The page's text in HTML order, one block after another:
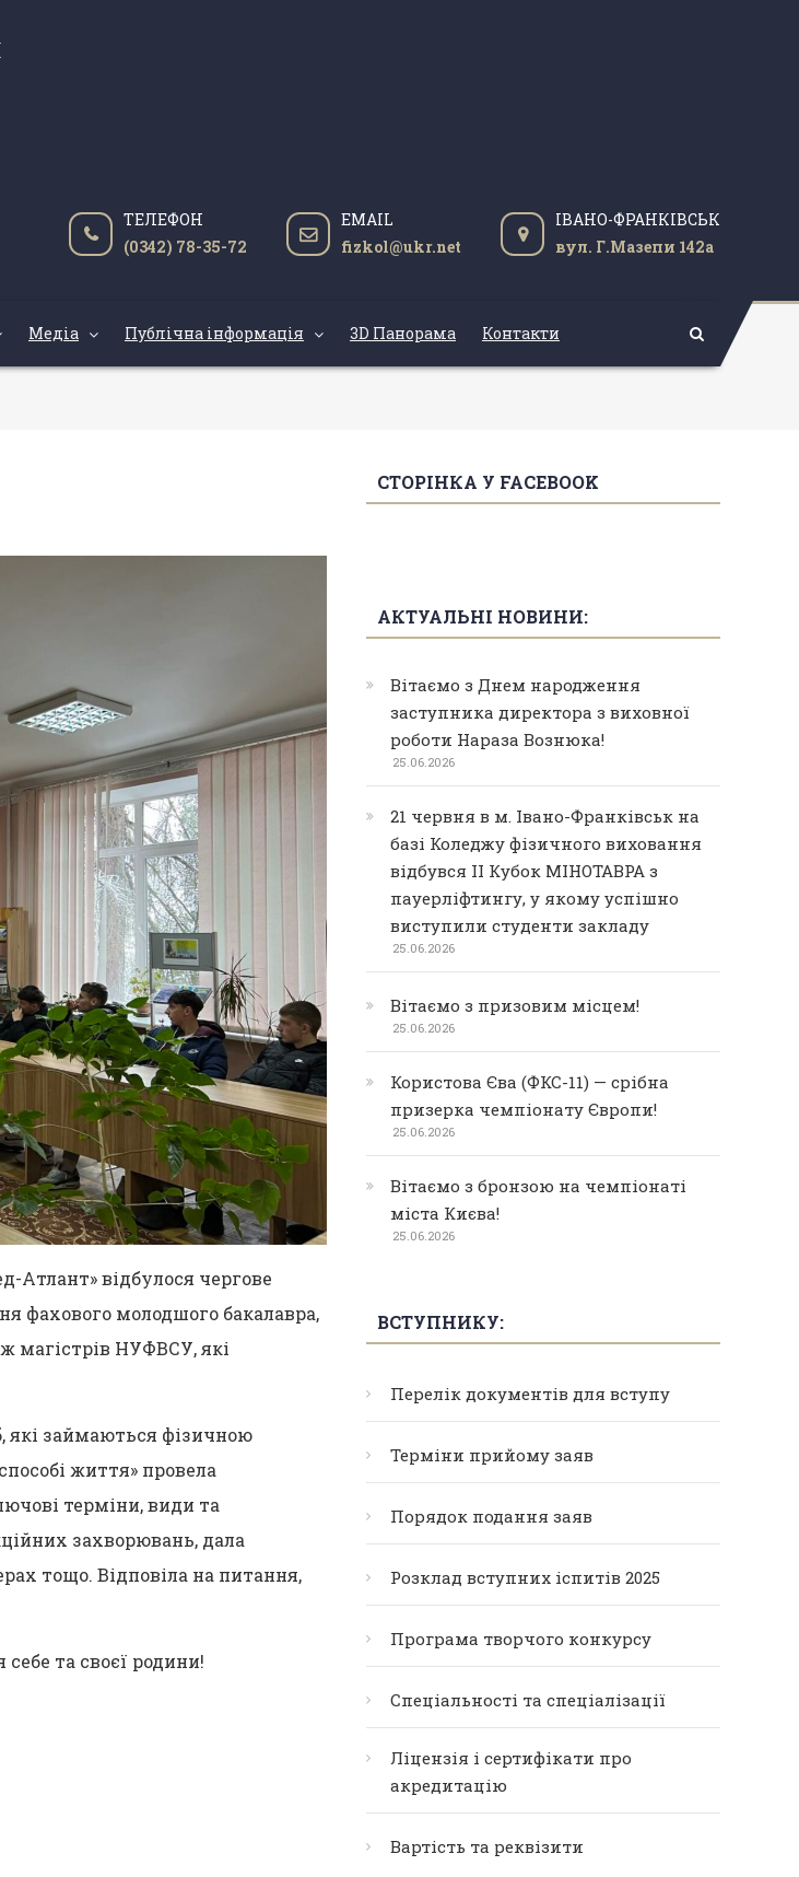
ТЕЛЕФОН
(0342) 78-35-72
EMAIL
fizkol@ukr.net
ІВАНО-ФРАНКІВСЬК
вул. Г.Мазепи 142а
Медіа Публічна інформація 3D Панорама Контакти
Атлант» відбулося чергове
фахового молодшого бакалавра,
магістрів НУФВСУ, які
які займаються фізичною
життя» провела
терміни, види та
захворювань, дала
тощо. Відповіла на питання,
та своєї родини!
СТОРІНКА У FACEBOOK
АКТУАЛЬНІ НОВИНИ:
Вітаємо з Днем народження
заступника директора з виховної
роботи Нараза Вознюка!
25.06.2026
21 червня в м. Івано-Франківськ на
базі Коледжу фізичного виховання
відбувся ІІ Кубок МІНОТАВРА з
пауерліфтингу, у якому успішно
виступили студенти закладу
25.06.2026
Вітаємо з призовим місцем!
25.06.2026
Користова Єва (ФКС-11) — срібна
призерка чемпіонату Європи!
25.06.2026
Вітаємо з бронзою на чемпіонаті
міста Києва!
25.06.2026
ВСТУПНИКУ:
Перелік документів для вступу
Терміни прийому заяв
Порядок подання заяв
Розклад вступних іспитів 2025
Програма творчого конкурсу
Спеціальності та спеціалізації
Ліцензія і сертифікати про
акредитацію
Вартість та реквізити